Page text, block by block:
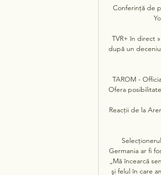
Conferință de
TVR+ în direct
după un deceniu
TAROM -
Ofera
Reacții de la
Germania ar fi
„Mă încearcă
şi felul în care